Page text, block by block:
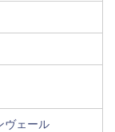
ヴェール